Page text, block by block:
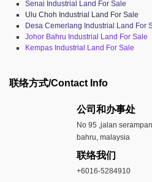
Senai Industrial Land For Sale
Ulu Choh Industrial Land For Sale
Desa Cemerlang Industrial Land For
Johor Bahru Industrial Land For Sale
Kempas Industrial Land For Sale
联络方式/Contact Info
公司和办事处​
No 95 ,jalan
bahru, malaysia
联络我们
+6016-5284910